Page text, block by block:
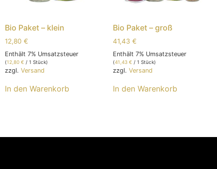
Bio Paket – klein
12,80 €
Enthält 7% Umsatzsteuer
(12,80 € / 1 Stück)
zzgl. Versand
In den Warenkorb
Bio Paket – groß
41,43 €
Enthält 7% Umsatzsteuer
(41,43 € / 1 Stück)
zzgl. Versand
In den Warenkorb